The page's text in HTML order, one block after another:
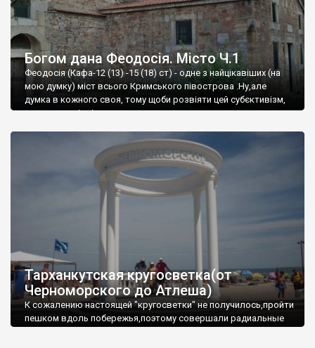
Богом дана Феодосія. Місто Ч.1
Феодосія (Кафа-12 (13) -15 (18) ст) - одне з найцікавіших (на
мою думку) міст всього Кримського півострова .Ну,але
думка в кожного своя, тому щоби розвіяти цей субєктивізм,
запрошую відвідати це
Тарханкутская кругосветка(от
Черноморского до Атлеша)
К сожалению настоящей "кругосветки" не получилось,пройти
пешком вдоль побережья,поэтому совершали радиальные